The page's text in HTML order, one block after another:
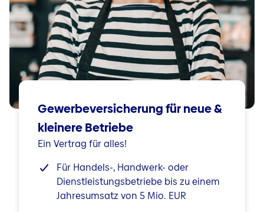
Gewerbeversicherung für neue &
kleinere Betriebe
Ein Vertrag für alles!
Für Handels-, Handwerk- oder
Dienstleistungsbetriebe bis zu einem
Jahresumsatz von 5 Mio. EUR